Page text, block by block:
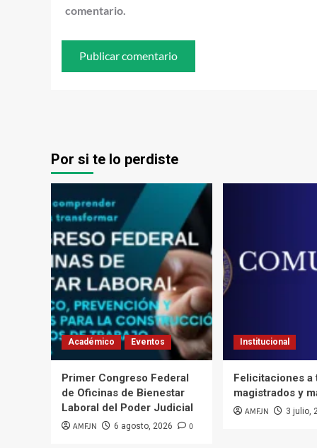
comentario.
Por si te lo perdiste
Académico Eventos
Primer Congreso Federal
de Oficinas de Bienestar
Laboral del Poder Judicial
AMFJN 6 agosto, 2026 0
Institucional
Felicitaciones a
magistrados y
AMFJN 3 julio,